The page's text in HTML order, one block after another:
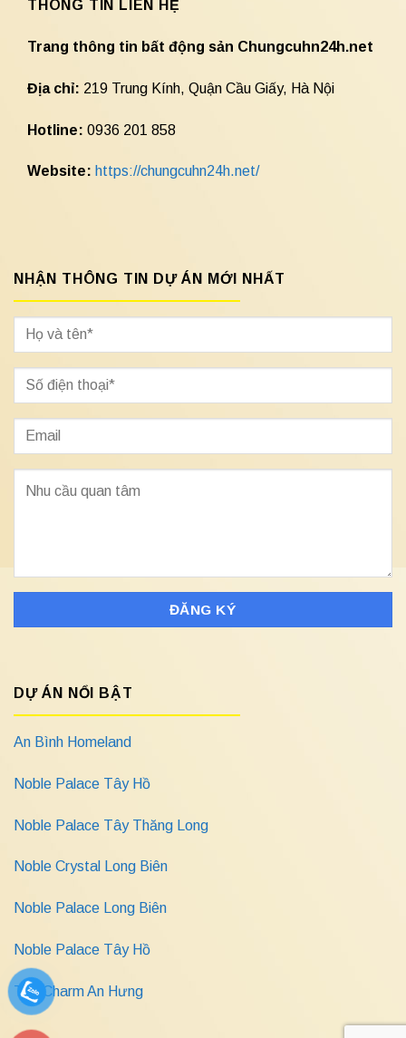
THÔNG TIN LIÊN HỆ
Trang thông tin bất động sản Chungcuhn24h.net
Địa chỉ: 219 Trung Kính, Quận Cầu Giấy, Hà Nội
Hotline: 0936 201 858
Website: https://chungcuhn24h.net/
NHẬN THÔNG TIN DỰ ÁN MỚI NHẤT
DỰ ÁN NỔI BẬT
An Bình Homeland
Noble Palace Tây Hồ
Noble Palace Tây Thăng Long
Noble Crystal Long Biên
Noble Palace Long Biên
Noble Palace Tây Hồ
The Charm An Hưng